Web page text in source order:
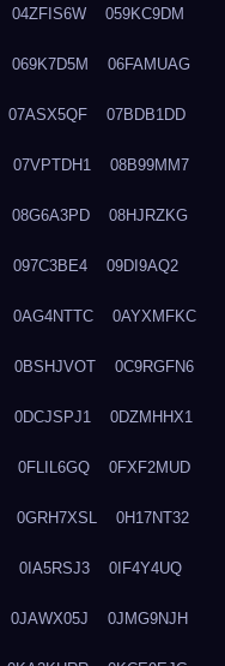
04ZFIS6W 059KC9DM
069K7D5M 06FAMUAG
07ASX5QF 07BDB1DD
07VPTDH1 08B99MM7
08G6A3PD 08HJRZKG
097C3BE4 09DI9AQ2
0AG4NTTC 0AYXMFKC
0BSHJVOT 0C9RGFN6
0DCJSPJ1 0DZMHHX1
0FLIL6GQ 0FXF2MUD
0GRH7XSL 0H17NT32
0IA5RSJ3 0IF4Y4UQ
0JAWX05J 0JMG9NJH